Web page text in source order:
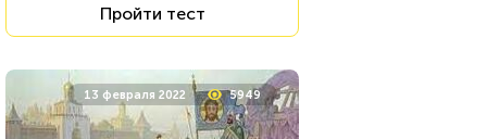
Пройти тест
13 февраля 2022 5949